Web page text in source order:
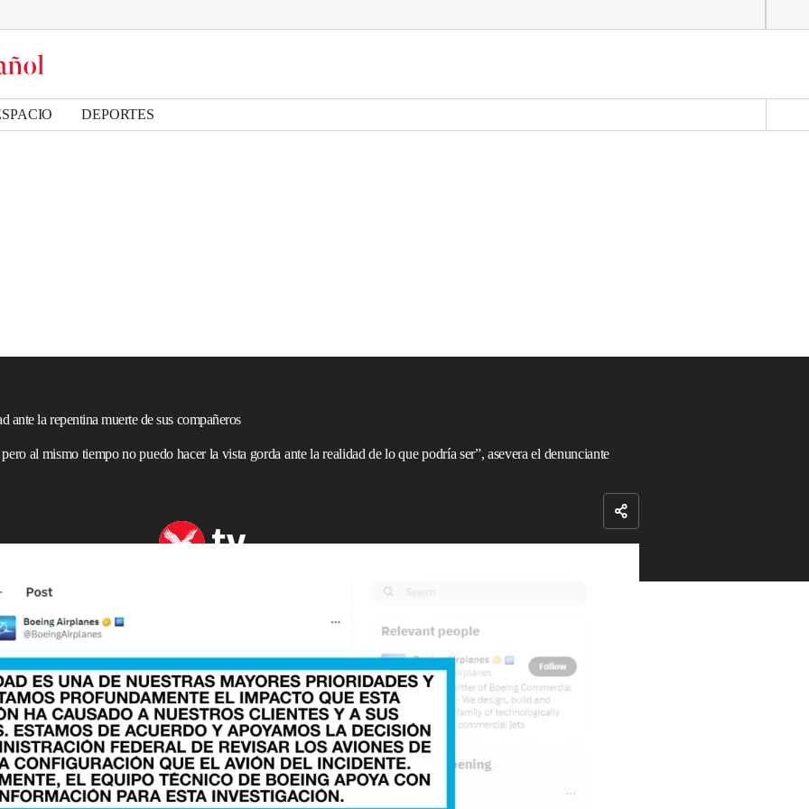
DEPORTES
ante la repentina muerte de sus compañeros
al mismo tiempo no puedo hacer la vista gorda ante la realidad de lo que podría ser”, asevera el denunciante
descartó las teorías de conspiración sobre los otros
de su propia seguridad.
conThe Independentjusto antes de asistir a la
de trabajo, amigo y colega denunciante Joshua
tras luchar contra una enfermedad repentina. Dean
de Boeing, John Barnett, se suicidara en marzo.
si les había ocurrido algo nefasto después de hacer la